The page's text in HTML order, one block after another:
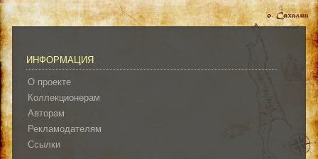
ИНФОРМАЦИЯ
О проекте
Коллекционерам
Авторам
Рекламодателям
Ссылки